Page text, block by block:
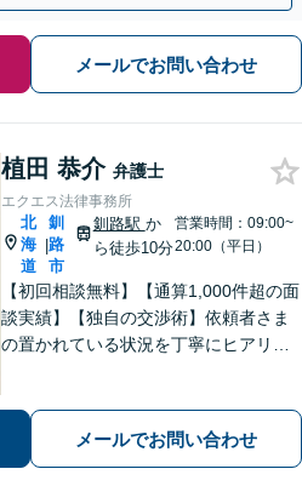
メールでお問い合わせ
植田 恭介 弁護士
エクエス法律事務所
北
海
道
|
釧
路
市
釧路駅 か
ら徒歩10分
営業時間：09:00~
20:00（平日）
【初回相談無料】【通算1,000件超の面
談実績】【独自の交渉術】依頼者さま
の置かれている状況を丁寧にヒアリン
ら、難解な専門用語も噛み砕いて分か
りやすく説明するのが得意です。
メールでお問い合わせ